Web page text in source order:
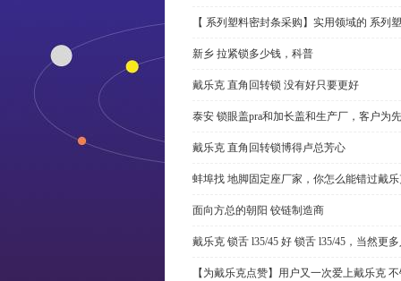
【 系列塑料密封条采购】实用领域的 系列
新乡 拉紧锁多少钱，科普
戴乐克 直角回转锁 没有好只要更好
泰安 锁眼盖pra和加长盖和生产厂，客户为先
戴乐克 直角回转锁博得卢总芳心
蚌埠找 地脚固定座厂家，你怎么能错过戴
面向方总的朝阳 铰链制造商
戴乐克 锁舌 l35/45 好 锁舌 l35/45，当然更
【为戴乐克点赞】用户又一次爱上戴乐克